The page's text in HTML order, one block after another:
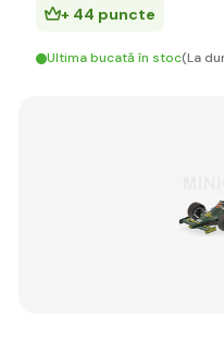
+ 44 puncte
Ultima bucată în stoc(La